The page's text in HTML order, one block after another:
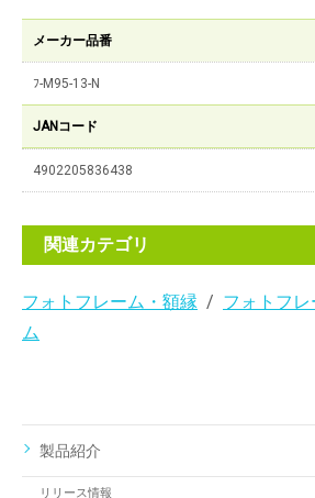
メーカー品番
ﾌ-M95-13-N
JANコード
4902205836438
関連カテゴリ
フォトフレーム・額縁 フォトフレ
ム
製品紹介
リリース情報